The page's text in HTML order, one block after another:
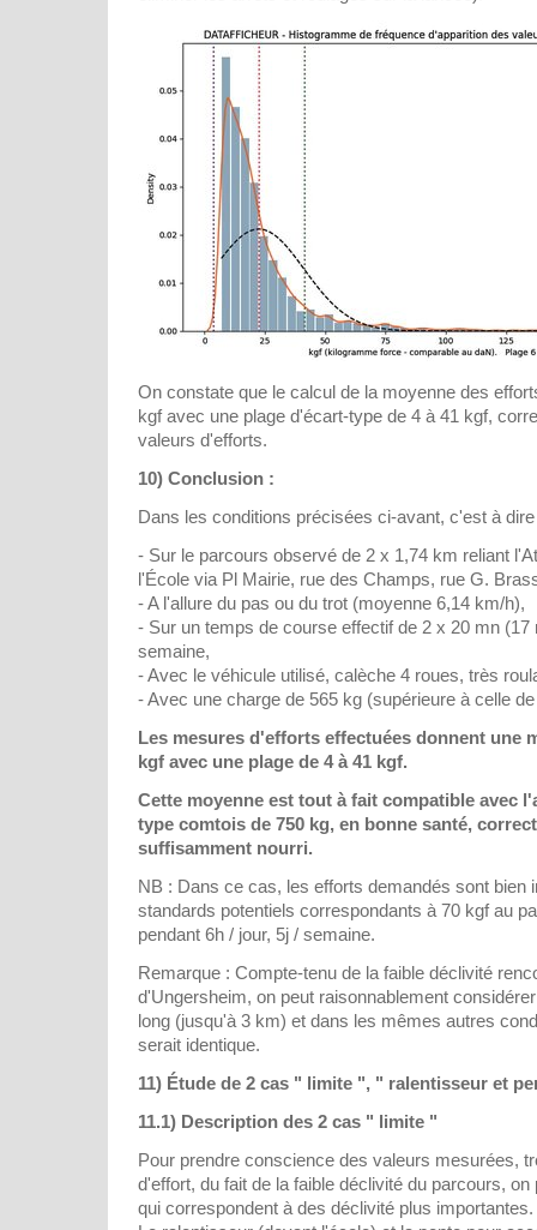
On constate que le calcul de la moyenne des
kgf avec une plage d'écart-type de 4 à 41 kgf,
valeurs d'efforts.
10) Conclusion :
Dans les conditions précisées ci-avant, c'est à
- Sur le parcours observé de 2 x 1,74 km reliant
l'École via Pl Mairie, rue des Champs, rue G.
- A l'allure du pas ou du trot (moyenne 6,14 km/h),
- Sur un temps de course effectif de 2 x 20 mn (17
semaine,
- Avec le véhicule utilisé, calèche 4 roues, très
- Avec une charge de 565 kg (supérieure à celle
Les mesures d'efforts effectuées donnent une
kgf avec une plage de 4 à 41 kgf.
Cette moyenne est tout à fait compatible avec
type comtois de 750 kg, en bonne santé,
suffisamment nourri.
NB : Dans ce cas, les efforts demandés sont bien
standards potentiels correspondants à 70 kgf au
pendant 6h / jour, 5j / semaine.
Remarque : Compte-tenu de la faible déclivité
d'Ungersheim, on peut raisonnablement
long (jusqu'à 3 km) et dans les mêmes autres
serait identique.
11) Étude de 2 cas " limite ", " ralentisseur et
11.1) Description des 2 cas " limite "
Pour prendre conscience des valeurs mesurées,
d'effort, du fait de la faible déclivité du parcours,
qui correspondent à des déclivité plus importantes.